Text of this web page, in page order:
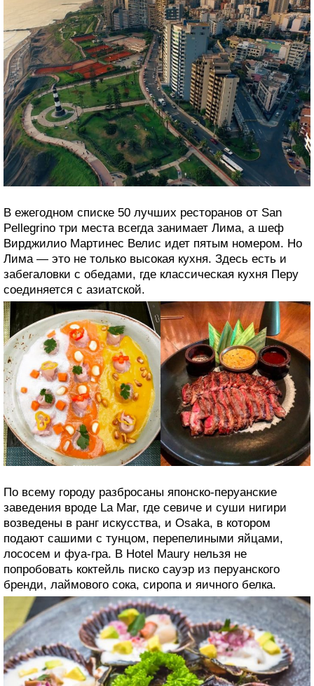
7. Лима, Перу: свежие морепродукты и
классическая Латинская Америка с
привкусом Азии
В ежегодном списке 50 лучших ресторанов от San
Pellegrino три места всегда занимает Лима, а шеф
Вирджилио Мартинес Велис идет пятым номером. Но
Лима — это не только высокая кухня. Здесь есть и
соединяется с азиатской.